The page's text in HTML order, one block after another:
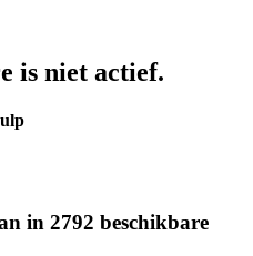
is niet actief.
in 2792 beschikbare